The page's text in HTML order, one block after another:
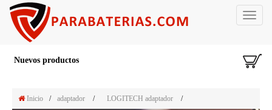
Toggle
Nuevos productos
Inicio / adaptador / LOGITECH adaptador /